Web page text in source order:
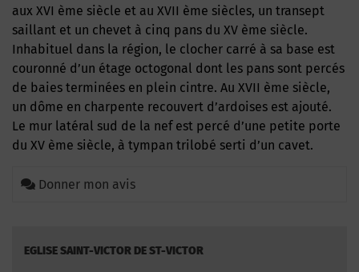
aux XVI ème siècle et au XVII ème siècles, un transept
saillant et un chevet à cinq pans du XV ème siècle.
Inhabituel dans la région, le clocher carré à sa base est
couronné d’un étage octogonal dont les pans sont percés
de baies terminées en plein cintre. Au XVII ème siècle,
un dôme en charpente recouvert d’ardoises est ajouté.
Le mur latéral sud de la nef est percé d’une petite porte
du XV ème siècle, à tympan trilobé serti d’un cavet.
Donner mon avis
EGLISE SAINT-VICTOR DE ST-VICTOR